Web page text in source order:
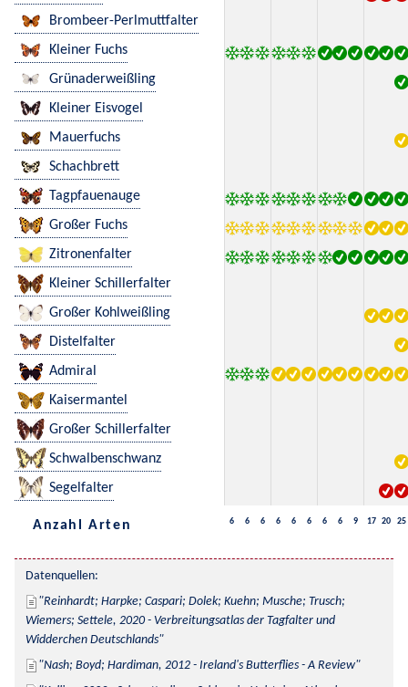
Brombeer-Perlmuttfalter
Kleiner Fuchs
Grünaderweißling
Kleiner Eisvogel
Mauerfuchs
Schachbrett
Tagpfauenauge
Großer Fuchs
Zitronenfalter
Kleiner Schillerfalter
Großer Kohlweißling
Distelfalter
Admiral
Kaisermantel
Großer Schillerfalter
Schwalbenschwanz
Segelfalter
Anzahl Arten 6 6 6 6 6 6 6 6 9 17 20 25
Datenquellen:
Reinhardt; Harpke; Caspari; Dolek; Kuehn; Musche; Trusch;
Wiemers; Settele, 2020 - Verbreitungsatlas der Tagfalter und
Widderchen Deutschlands
Nash; Boyd; Hardiman, 2012 - Ireland's Butterflies - A Review